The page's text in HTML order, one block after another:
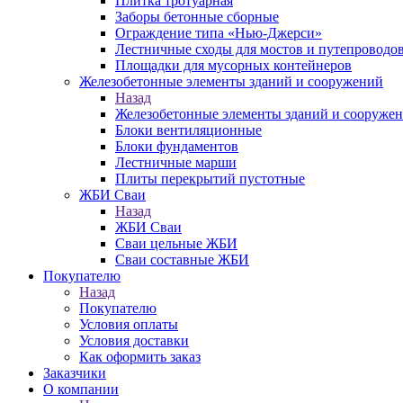
Заборы бетонные сборные
Ограждение типа «Нью-Джерси»
Лестничные сходы для мостов и путепроводов
Площадки для мусорных контейнеров
Железобетонные элементы зданий и сооружений
Назад
Железобетонные элементы зданий и
Блоки вентиляционные
Блоки фундаментов
Лестничные марши
Плиты перекрытий пустотные
ЖБИ Сваи
Назад
ЖБИ Сваи
Сваи цельные ЖБИ
Сваи составные ЖБИ
Покупателю
Назад
Покупателю
Условия оплаты
Условия доставки
Как оформить заказ
Заказчики
О компании